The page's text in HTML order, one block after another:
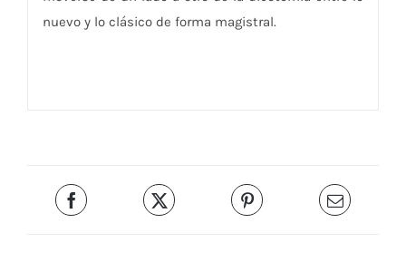
nuevo y lo clásico de forma magistral.